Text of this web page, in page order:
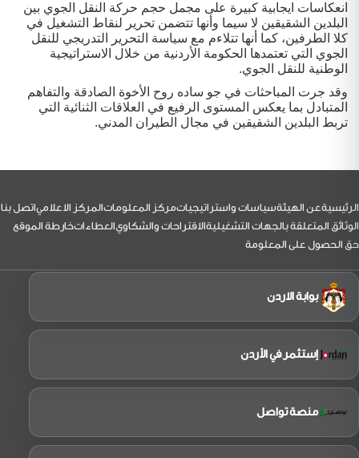
انعكاسات ايجابية كبيرة على مجمل حجم حركة النقل الجوي بين
البلدين الشقيقين لا سيما وأنها تتضمن تحرير لنقاط التشغيل في
كلا الطرفين، كما أنها تتلاءم مع سياسة التحرير التدريجي للنقل
الجوي التي تعتمدها الحكومة الأردنية من خلال الاستراتيجية
الوطنية للنقل الجوي.
وقد جرت المباحثات في جو ساده روح الأخوة الصادقة والتفاهم
المتبادل بما يعكس المستوى الرفيع في العلاقات الثنائية التي
تربط البلدين الشقيقين في مجال الطيران المدني.
التذييل
الرئيسيةعن الهيئةسياسات واستراتيجياتمركز المعلوماتالمركز الاعلامياتصل بنا
الوثائق المتعلقة بالجهات التشغيليةالاقتراحات والشكاويالعطاءاتخارطة الموقع
حق الحصول على المعلومة
بوابة الاردن
إستثمر في الأردن
منصة تواصل